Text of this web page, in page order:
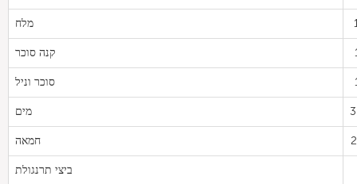
מלח
קנה סוכר
סוכר וניל
מים
חמאה
ביצי תרנגולת